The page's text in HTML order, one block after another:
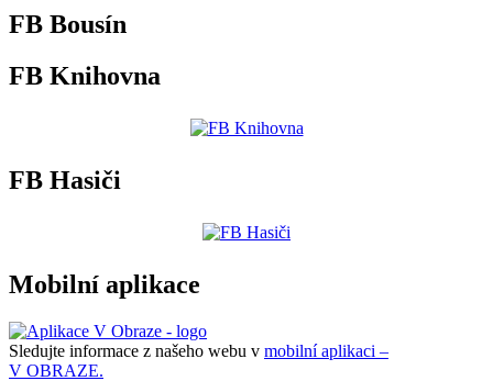
FB Bousín
FB Knihovna
FB Hasiči
Mobilní aplikace
Sledujte informace z našeho webu v mobilní aplikaci –
V OBRAZE.